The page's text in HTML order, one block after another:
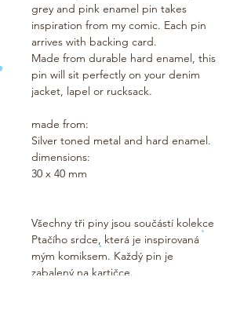
grey and pink enamel pin takes
inspiration from my comic. Each pin
arrives with backing card.
Made from durable hard enamel, this
pin will sit perfectly on your denim
jacket, lapel or rucksack.
made from:
Silver toned metal and hard enamel.
dimensions:
30 x 40 mm
Všechny tři piny jsou součástí kolekce
Ptačího srdce, která je inspirovaná
mým komiksem. Každý pin je
zabalený na kartičce.